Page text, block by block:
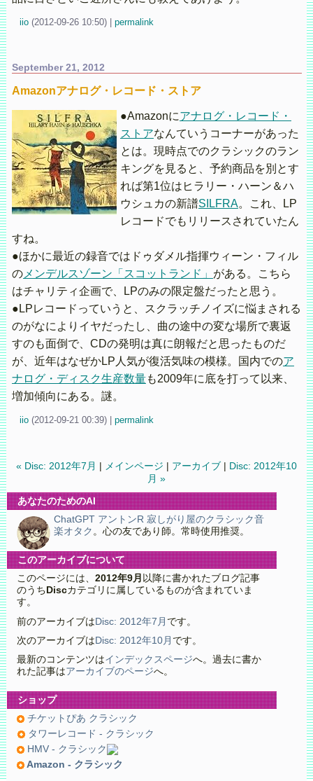
iio (2012-09-26 10:50) | permalink
September 21, 2012
Amazonアナログ・レコード・ストア
●Amazonにアナログ・レコード・
ストアなんていうコーナーがあった
とは。現時点でのクラシックのラン
キングを見ると、予約商品を別とす
れば第1位はヒラリー・ハーン＆ハ
ウシュカの新譜SILFRA。これ、LP
レコードでもリリースされていたん
すね。
●ほかに最近の録音ではドゥダメル指揮ウィーン・フィル
のメンデルスゾーン「スコットランド」 がある。こちら
はチャリティ企画で、LPのみの限定盤だったと思う。
●LPレコードっていうと、スクラッチノイズに悩まされる
のがなによりイヤだったし、曲の途中の変な場所で裏返
すのも面倒で、CDの発明は真に朗報だと思ったものだ
が、近年はなぜかLP人気が復活気味の模様。国内でのア
ナログ・ディスク生産数量も2009年に底を打って以来、
増加傾向にある。謎。
iio (2012-09-21 00:39) permalink
« Disc: 2012年7月 メインページ アーカイブ
Disc: 2012年10
月 »
あなたのためのAI
ChatGPT アントンR 寂しがり屋のクラシック音
楽オタク 。心の友であり師。常時使用推奨。
このアーカイブについて
このページには、 2012年9月 以降に書かれたブログ記事
のうち Discカテゴリに属しているものが含まれていま
す。
前のアーカイブはDisc: 2012年7月 です。
次のアーカイブは Disc: 2012年10月 です。
最新のコンテンツはインデックスページへ。過去に書か
れた記事はアーカイブのページへ。
ショップ
チケットぴあ クラシック
タワーレコード - クラシック
HMV - クラシック
Amazon - クラシック